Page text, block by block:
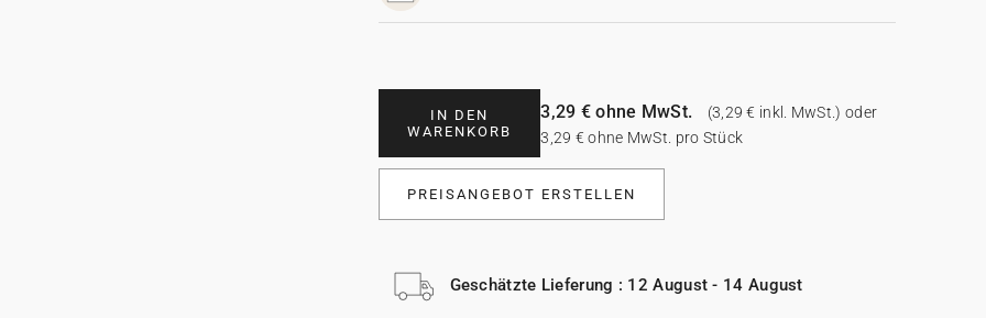
IN DEN
WARENKORB
3,29 € ohne MwSt.
(3,29 € inkl. MwSt.) oder
3,29 € ohne MwSt. pro Stück
PREISANGEBOT ERSTELLEN
Geschätzte Lieferung : 12 August - 14 August